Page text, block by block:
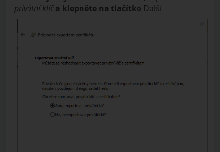
privátní klíča klepněte na tlačítko Další